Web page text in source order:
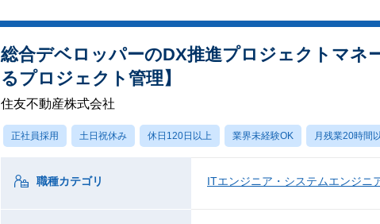
総合デベロッパーのDX推進プロジェクトマネ
るプロジェクト管理】
住友不動産株式会社
正社員採用 土日祝休み 休日120日以上 業界未経験OK 月残業20時間
職種カテゴリ ITエンジニア・システムエンジニ